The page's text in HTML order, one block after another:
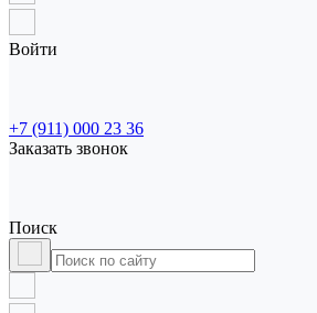
Войти
+7 (911) 000 23 36
Заказать звонок
Поиск